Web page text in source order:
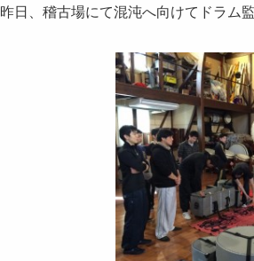
昨日、稽古場にて混沌へ向けてドラム